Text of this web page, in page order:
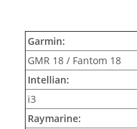
Garmin:
GMR 18 / Fantom 18
Intellian:
i3
Raymarine: